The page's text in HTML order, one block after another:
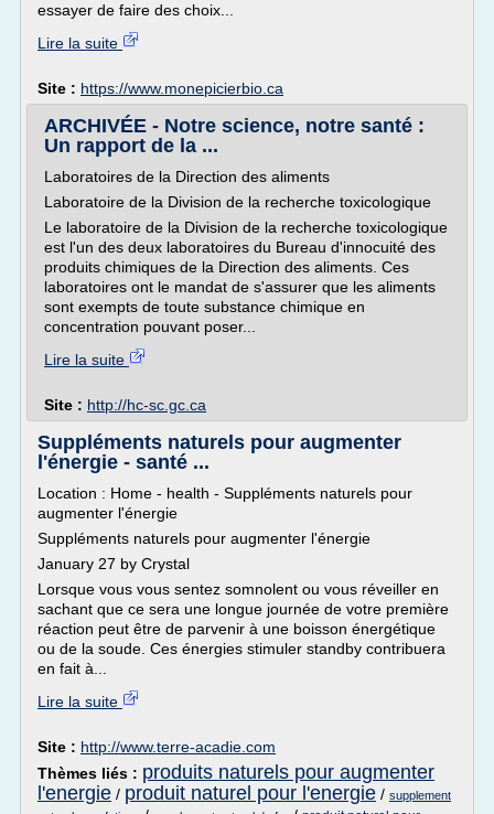
essayer de faire des choix...
Lire la suite
Site : https://www.monepicierbio.ca
ARCHIVÉE - Notre science, notre santé :
Un rapport de la ...
Laboratoires de la Direction des aliments
Laboratoire de la Division de la recherche toxicologique
Le laboratoire de la Division de la recherche toxicologique
est l'un des deux laboratoires du Bureau d'innocuité des
produits chimiques de la Direction des aliments. Ces
laboratoires ont le mandat de s'assurer que les aliments
sont exempts de toute substance chimique en
concentration pouvant poser...
Lire la suite
Site : http://hc-sc.gc.ca
Suppléments naturels pour augmenter
l'énergie - santé ...
Location : Home - health - Suppléments naturels pour
augmenter l'énergie
Suppléments naturels pour augmenter l'énergie
January 27 by Crystal
Lorsque vous vous sentez somnolent ou vous réveiller en
sachant que ce sera une longue journée de votre première
réaction peut être de parvenir à une boisson énergétique
ou de la soude. Ces énergies stimuler standby contribuera
en fait à...
Lire la suite
Site : http://www.terre-acadie.com
Thèmes liés : produits naturels pour augmenter
l'energie / produit naturel pour l'energie / supplement